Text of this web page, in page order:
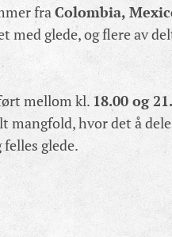
fraColombia,
glede, og flere av
mellom kl. 18.00 og
mangfold, hvor det å
glede.